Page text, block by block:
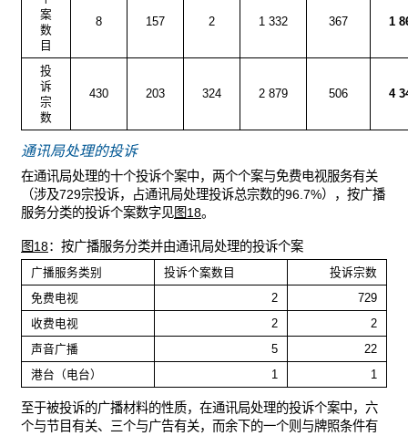
案
数
目
8 157 2 1 332 367 1
投
诉
宗
数
430 203 324 2 879 506 4
通讯局处理的投诉
在通讯局处理的十个投诉个案中，两个个案与免费电视服务有关
（涉及729宗投诉，占通讯局处理投诉总宗数的96.7%），按广播
服务分类的投诉个案数字见图18。
图18：按广播服务分类并由通讯局处理的投诉个案
广播服务类别 投诉个案数目
投诉宗数
免费电视
2
729
收费电视
2
2
声音广播
5
22
港台（电台）
1 1
至于被投诉的广播材料的性质，在通讯局处理的投诉个案中，六
个与节目有关、三个与广告有关，而余下的一个则与牌照条件有